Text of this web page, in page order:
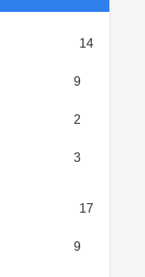
14
9
2
3
17
9